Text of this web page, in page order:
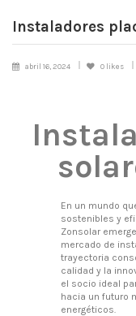
Instaladores
abril 16, 2024 0 likes
En un mundo
sostenibles y
Zonsolar
mercado de
trayectoria
calidad y la
el socio ideal
hacia un futuro
energéticos.